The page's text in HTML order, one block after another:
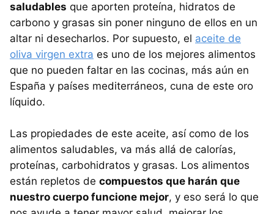
saludables que aporten proteína, hidratos de
carbono y grasas sin poner ninguno de ellos en un
altar ni desecharlos. Por supuesto, el aceite de
oliva virgen extra es uno de los mejores alimentos
que no pueden faltar en las cocinas, más aún en
España y países mediterráneos, cuna de este oro
líquido.
Las propiedades de este aceite, así como de los
alimentos saludables, va más allá de calorías,
proteínas, carbohidratos y grasas. Los alimentos
están repletos de compuestos que harán que
nuestro cuerpo funcione mejor, y eso será lo que